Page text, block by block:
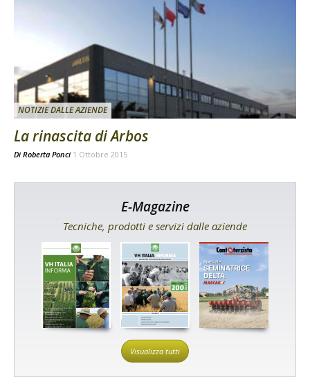
NOTIZIE DALLE AZIENDE
La rinascita di Arbos
Di Roberta Ponci 1 Ottobre 2015
E-Magazine
Tecniche, prodotti e servizi dalle aziende
Visualizza tutti